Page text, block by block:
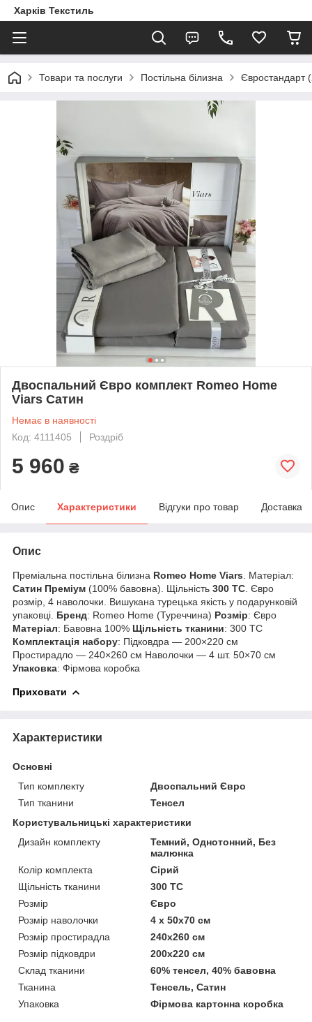
Харків Текстиль
Товари та послуги Постільна білизна Євростандарт
Двоспальний Євро комплект Romeo Home
Viars Сатин
Немає в наявності
Код: 4111405
Роздріб
5 960 ₴
Опис Характеристики Відгуки про товар Доставка
Опис
Преміальна постільна білизна Romeo Home Viars . Матеріал:
Сатин Преміум (100% бавовна). Щільність 300 TC . Євро
розмір, 4 наволочки. Вишукана турецька якість у подарунковій
упаковці. Бренд: Romeo Home (Туреччина) Розмір: Євро
Матеріал: Бавовна 100% Щільність тканини: 300 TC
Комплектація набору: Підковдра — 200×220 см
Простирадло — 240×260 см Наволочки — 4 шт. 50×70 см
Упаковка: Фірмова коробка
Приховати
Характеристики
Основні
Тип комплекту
Двоспальний Євро
Тип тканини
Тенсел
Користувальницькі характеристики
Дизайн комплекту
Темний, Однотонний, Без
малюнка
Колір комплекта
Сірий
Щільність тканини
300 TC
Розмір
Євро
Розмір наволочки
4 x 50х70 см
Розмір простирадла
240х260 см
Розмір підковдри
200х220 см
Склад тканини
60% тенсел, 40% бавовна
Тканина
Тенсель, Сатин
Упаковка
Фірмова картонна коробка